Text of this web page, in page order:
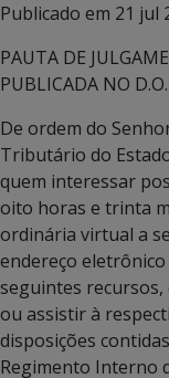
Publicado em 21 jul
PAUTA DE
PUBLICADA NO
De ordem do
Tributário do
quem interessar
oito horas e trinta
ordinária virtual a
endereço
seguintes
ou assistir à
disposições contidas
Regimento Interno